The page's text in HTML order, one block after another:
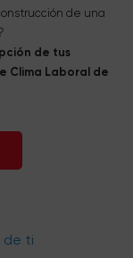
de una
de tus
Clima Laboral de
de ti